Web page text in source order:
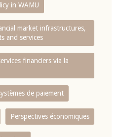
in WAMU
market infrastructures,
and services
financiers via la
de paiement
Perspectives économiques